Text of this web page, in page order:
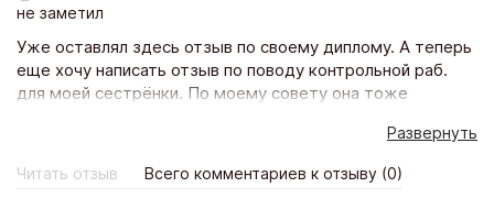
не заметил
Уже оставлял здесь отзыв по своему диплому. А теперь
еще хочу написать отзыв по поводу контрольной раб.
для моей сестрёнки. По моему совету она тоже
подвели. Всё, что требовалось выполнили. Спасибо
авторам, которые писали наши работы.
Развернуть
Читать отзыв Всего комментариев к отзыву (0)